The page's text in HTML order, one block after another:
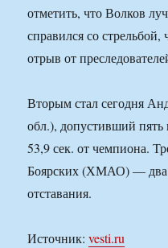
отметить, что Волков
справился со
отрыв от
Вторым стал сегодня
обл.), допустивший
53,9 сек. от чемпиона.
Боярских (ХМАО) — два
отставания.
Источник:vesti.ru